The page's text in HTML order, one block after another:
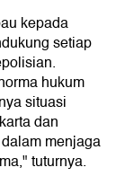
kepada
setiap
hukum
situasi
dan
menjaga
tuturnya.